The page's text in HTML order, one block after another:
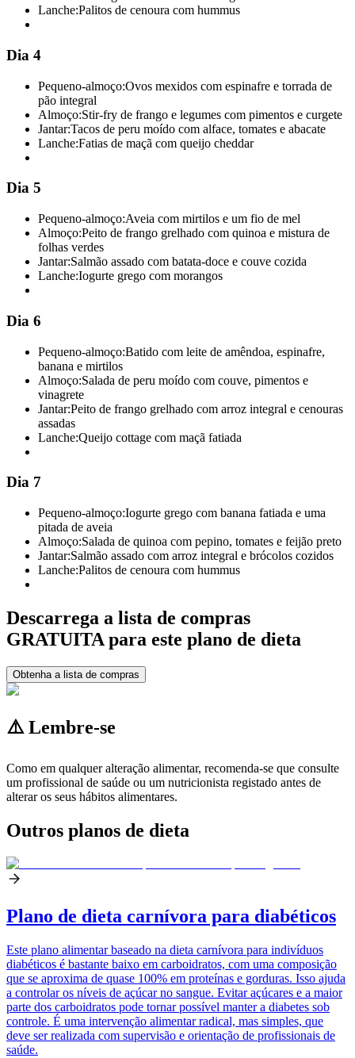
Lanche:Palitos de cenoura com hummus
Dia 4
Pequeno-almoço:Ovos mexidos com espinafre e torrada de
pão integral
Almoço:Stir-fry de frango e legumes com pimentos e curgete
Jantar:Tacos de peru moído com alface, tomates e abacate
Lanche:Fatias de maçã com queijo cheddar
Dia 5
Pequeno-almoço:Aveia com mirtilos e um fio de mel
Almoço:Peito de frango grelhado com quinoa e mistura de
folhas verdes
Jantar:Salmão assado com batata-doce e couve cozida
Lanche:Iogurte grego com morangos
Dia 6
Pequeno-almoço:Batido com leite de amêndoa, espinafre,
banana e mirtilos
Almoço:Salada de peru moído com couve, pimentos e
vinagrete
Jantar:Peito de frango grelhado com arroz integral e cenouras
assadas
Lanche:Queijo cottage com maçã fatiada
Dia 7
Pequeno-almoço:Iogurte grego com banana fatiada e uma
pitada de aveia
Almoço:Salada de quinoa com pepino, tomates e feijão preto
Jantar:Salmão assado com arroz integral e brócolos cozidos
Lanche:Palitos de cenoura com hummus
Descarrega a lista de compras
GRATUITA para este plano de dieta
Obtenha a lista de compras
⚠️ Lembre-se
Como em qualquer alteração alimentar, recomenda-se que consulte
um profissional de saúde ou um nutricionista registado antes de
alterar os seus hábitos alimentares.
Outros planos de dieta
Plano de dieta carnívora para diabéticos
Este plano alimentar baseado na dieta carnívora para indivíduos
diabéticos é bastante baixo em carboidratos, com uma composição
que se aproxima de quase 100% em proteínas e gorduras. Isso ajuda
a controlar os níveis de açúcar no sangue. Evitar açúcares e a maior
parte dos carboidratos pode tornar possível manter a diabetes sob
controle. É uma intervenção alimentar radical, mas simples, que
deve ser realizada com supervisão e orientação de profissionais de
saúde.